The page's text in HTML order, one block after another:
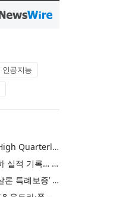
인공지능
L&F Achieves Record-High Quarterly Shipments, Begins LFP Supply for North American ESS in Q3 Advancing its Two-Track NCM and LFP Growth Strategy
엘앤에프, 분기 최대 출하 실적 기록… 3분기 북미 ESS향 LFP 공급 착수 NCM+LFP ‘2-Track’ 성장 전략 실현
IBK기업은행 ‘i-ONE 햇살론 특례보증’ 출시